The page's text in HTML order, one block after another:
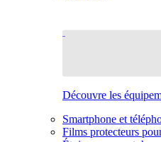
Découvre les
Smartphone et
Films protecteurs